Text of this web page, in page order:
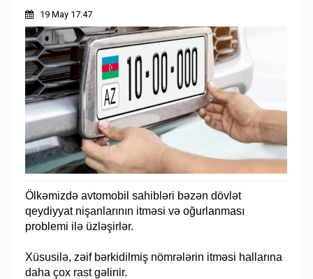
19 May 17:47
Ölkəmizdə avtomobil sahibləri bəzən dövlət
qeydiyyat nişanlarının itməsi və oğurlanması
problemi ilə üzləşirlər.
Xüsusilə, zəif bərkidilmiş nömrələrin itməsi hallarına
daha çox rast gəlinir.